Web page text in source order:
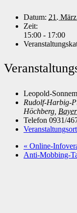
Datum: 21.
Zeit:
15:00 - 17:00
Leopold-
Rudolf-Harbig-
Höchberg
Telefon 0931/
« Online-
Anti-Mobbing-